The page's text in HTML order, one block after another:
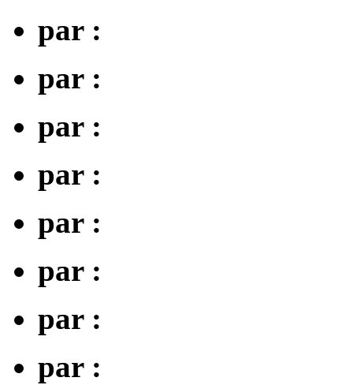
par :
par :
par :
par :
par :
par :
par :
par :